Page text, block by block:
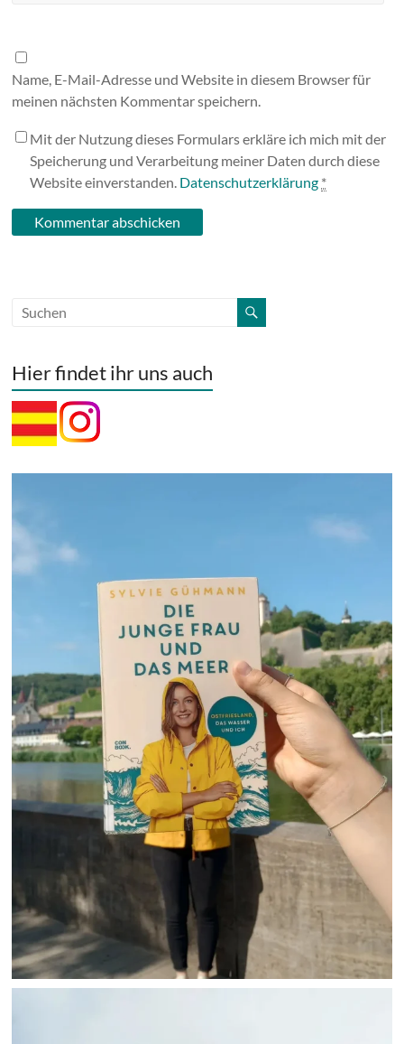
Name, E-Mail-Adresse und Website in diesem Browser für
meinen nächsten Kommentar speichern.
Mit der Nutzung dieses Formulars erkläre ich mich mit der
Speicherung und Verarbeitung meiner Daten durch diese
Website einverstanden. Datenschutzerklärung *
Hier findet ihr uns auch